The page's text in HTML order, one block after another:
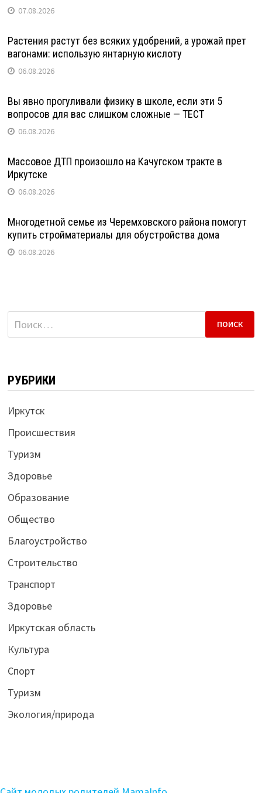
07.08.2026
Растения растут без всяких удобрений, а урожай прет
вагонами: использую янтарную кислоту
06.08.2026
Вы явно прогуливали физику в школе, если эти 5
вопросов для вас слишком сложные — ТЕСТ
06.08.2026
Массовое ДТП произошло на Качугском тракте в
Иркутске
06.08.2026
Многодетной семье из Черемховского района помогут
купить стройматериалы для обустройства дома
06.08.2026
Найти:
РУБРИКИ
Иркутск
Происшествия
Туризм
Здоровье
Образование
Общество
Благоустройство
Строительство
Транспорт
Здоровье
Иркутская область
Культура
Спорт
Туризм
Экология/природа